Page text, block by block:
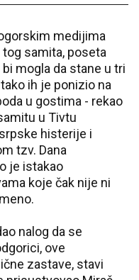
medijima
samita, poseta
mogla da stane u tri
ih je ponizio na
u gostima - rekao
u Tivtu
histerije i
tzv. Dana
je istakao
koje čak nije ni
nalog da se
ove
zastave, stavi